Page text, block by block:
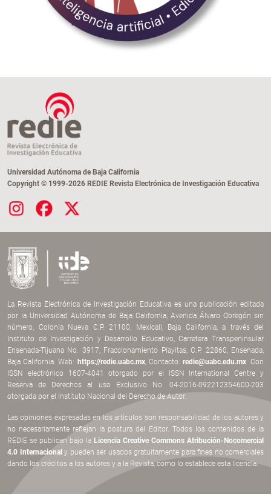
Universidad Autónoma de Baja California
Copyright © 1999-2026 REDIE Revista Electrónica de Investigación Educativa
La Revista Electrónica de Investigación Educativa es una publicación editada
por la Universidad Autónoma de Baja California, Avenida Álvaro Obregón sin
número, Colonia Nueva C.P. 21100, Mexicali, Baja California, a través del
Instituto de Investigación y Desarrollo Educativo, Carretera Transpeninsular
Ensenada-Tijuana No. 3917, Fraccionamiento Playitas, C.P. 22860, Ensenada,
Baja California. Web: https://redie.uabc.mx, Contacto: redie@uabc.edu.mx. Con
ISSN electrónico 1607-4041 otorgado por el ISSN International Centre y
Reserva de Derechos al uso Exclusivo No. 04-2016-092212354600-203
otorgada por el Instituto Nacional del Derecho de Autor.
Las opiniones expresadas en los artículos son responsabilidad de los autores y
no necesariamente reflejan la postura del Editor. Todos los contenidos de la
REDIE se publican bajo la Licencia Creative Commons Atribución-Nocomercial
4.0 Internacionaly pueden ser usados gratuitamente para fines no comerciales
dando los créditos a los autores y a la Revista, como lo establece esta licencia.